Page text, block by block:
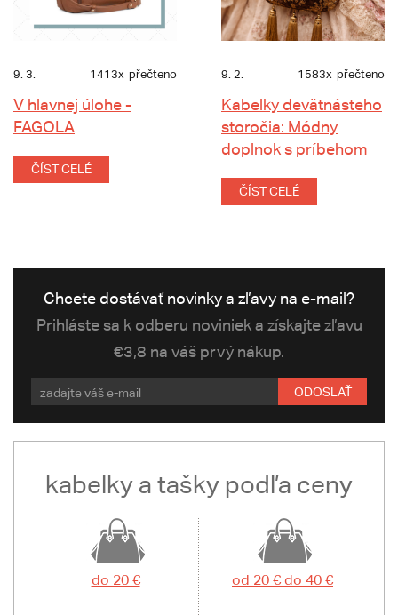
9. 3. 1413x přečteno
V hlavnej úlohe -
FAGOLA
ČÍST CELÉ
9. 2. 1583x přečteno
Kabelky devätnásteho
storočia: Módny
doplnok s príbehom
ČÍST CELÉ
Chcete dostávať novinky a zľavy na e-mail?
Prihláste sa k odberu noviniek a získajte zľavu
€3,8 na váš prvý nákup.
ODOSLAŤ
kabelky a tašky podľa ceny
do 20 € od 20 € do 40 €